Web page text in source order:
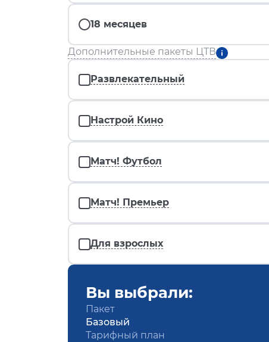
18 месяцев
Дополнительные пакеты ЦТВ
Развлекательный
Настрой Кино
Матч! Футбол
Матч! Премьер
Для взрослых
Вы выбрали:
Пакет
Базовый
Тарифный план